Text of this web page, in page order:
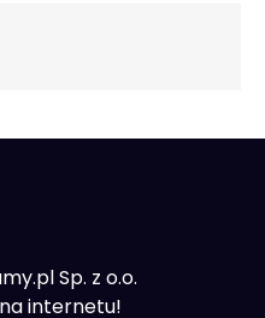
Sp. z o.o.
internetu!